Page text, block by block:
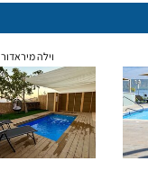
וילה מיראדור